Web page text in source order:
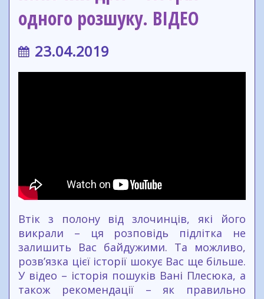
одного розшуку. ВІДЕО
23.04.2019
Втік з полону від злочинців, які його
викрали – ця розповідь підлітка не
залишить Вас байдужими. Та можливо,
розв’язка цієї історії шокує Вас ще більше.
У відео – історія пошуків Вані Плесюка, а
також рекомендації – як правильно